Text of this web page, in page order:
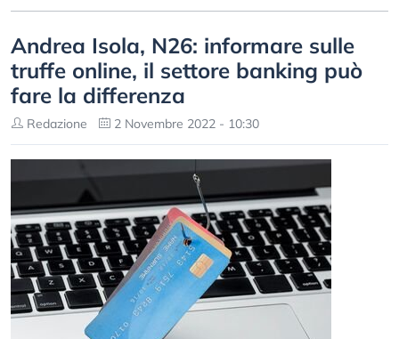
Andrea Isola, N26: informare sulle
truffe online, il settore banking può
fare la differenza
Redazione 2 Novembre 2022 - 10:30